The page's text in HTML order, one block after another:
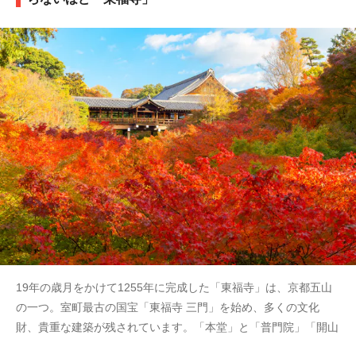
19年の歳月をかけて1255年に完成した「東福寺」は、京都五山
の一つ。室町最古の国宝「東福寺 三門」を始め、多くの文化
財、貴重な建築が残されています。「本堂」と「普門院」「開山